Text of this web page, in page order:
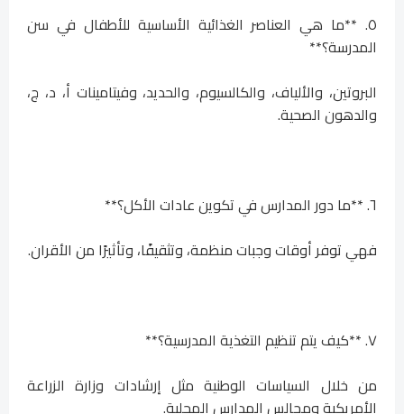
٥. **ما هي العناصر الغذائية الأساسية للأطفال في سن
المدرسة؟**
البروتين، والألياف، والكالسيوم، والحديد، وفيتامينات أ، د، ج،
والدهون الصحية.
٦. **ما دور المدارس في تكوين عادات الأكل؟**
فهي توفر أوقات وجبات منظمة، وتثقيفًا، وتأثيرًا من الأقران.
٧. **كيف يتم تنظيم التغذية المدرسية؟**
من خلال السياسات الوطنية مثل إرشادات وزارة الزراعة
الأمريكية ومجالس المدارس المحلية.